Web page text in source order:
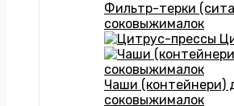
Фильтр-терки
соковыжималок
Чаши (контейнери)
соковыжималок